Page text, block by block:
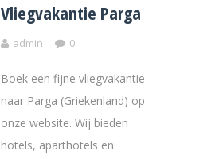
Vliegvakantie Parga
admin 0
Boek een fijne vliegvakantie
naar Parga (Griekenland) op
onze website. Wij bieden
hotels, aparthotels en